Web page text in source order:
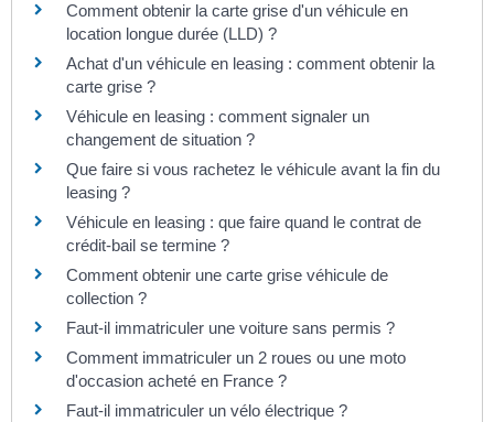
Comment obtenir la carte grise d'un véhicule en
location longue durée (LLD) ?
Achat d'un véhicule en leasing : comment obtenir la
carte grise ?
Véhicule en leasing : comment signaler un
changement de situation ?
Que faire si vous rachetez le véhicule avant la fin du
leasing ?
Véhicule en leasing : que faire quand le contrat de
crédit-bail se termine ?
Comment obtenir une carte grise véhicule de
collection ?
Faut-il immatriculer une voiture sans permis ?
Comment immatriculer un 2 roues ou une moto
d'occasion acheté en France ?
Faut-il immatriculer un vélo électrique ?